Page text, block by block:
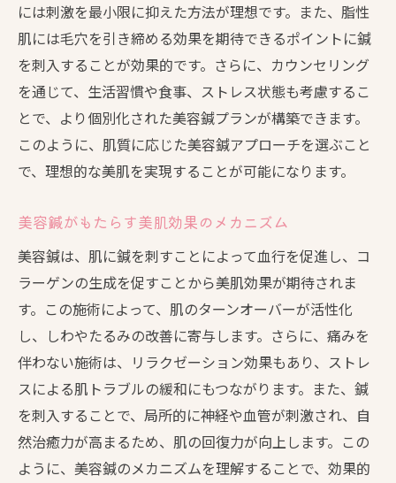
には刺激を最小限に抑えた方法が理想です。また、脂性
肌には毛穴を引き締める効果を期待できるポイントに鍼
を刺入することが効果的です。さらに、カウンセリング
を通じて、生活習慣や食事、ストレス状態も考慮するこ
とで、より個別化された美容鍼プランが構築できます。
このように、肌質に応じた美容鍼アプローチを選ぶこと
で、理想的な美肌を実現することが可能になります。
美容鍼がもたらす美肌効果のメカニズム
美容鍼は、肌に鍼を刺すことによって血行を促進し、コ
ラーゲンの生成を促すことから美肌効果が期待されま
す。この施術によって、肌のターンオーバーが活性化
し、しわやたるみの改善に寄与します。さらに、痛みを
伴わない施術は、リラクゼーション効果もあり、ストレ
スによる肌トラブルの緩和にもつながります。また、鍼
を刺入することで、局所的に神経や血管が刺激され、自
然治癒力が高まるため、肌の回復力が向上します。この
ように、美容鍼のメカニズムを理解することで、効果的